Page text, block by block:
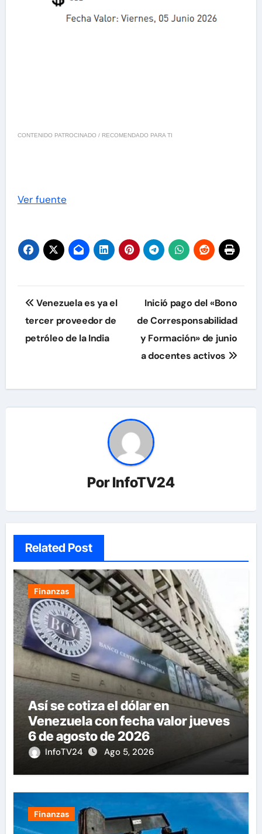
CONTENIDO PATROCINADO / RECOMENDADO PARA TI
Ver fuente
Navegación
de
entradas
Venezuela es ya el
tercer proveedor de
petróleo de la India
Inició pago del «Bono
de Corresponsabilidad
y Formación» de junio
a docentes activos
PorInfoTV24
Related Post
Finanzas
Así se cotiza el dólar en
Venezuela con fecha valor jueves
6 de agosto de 2026
InfoTV24 Ago 5, 2026
Finanzas